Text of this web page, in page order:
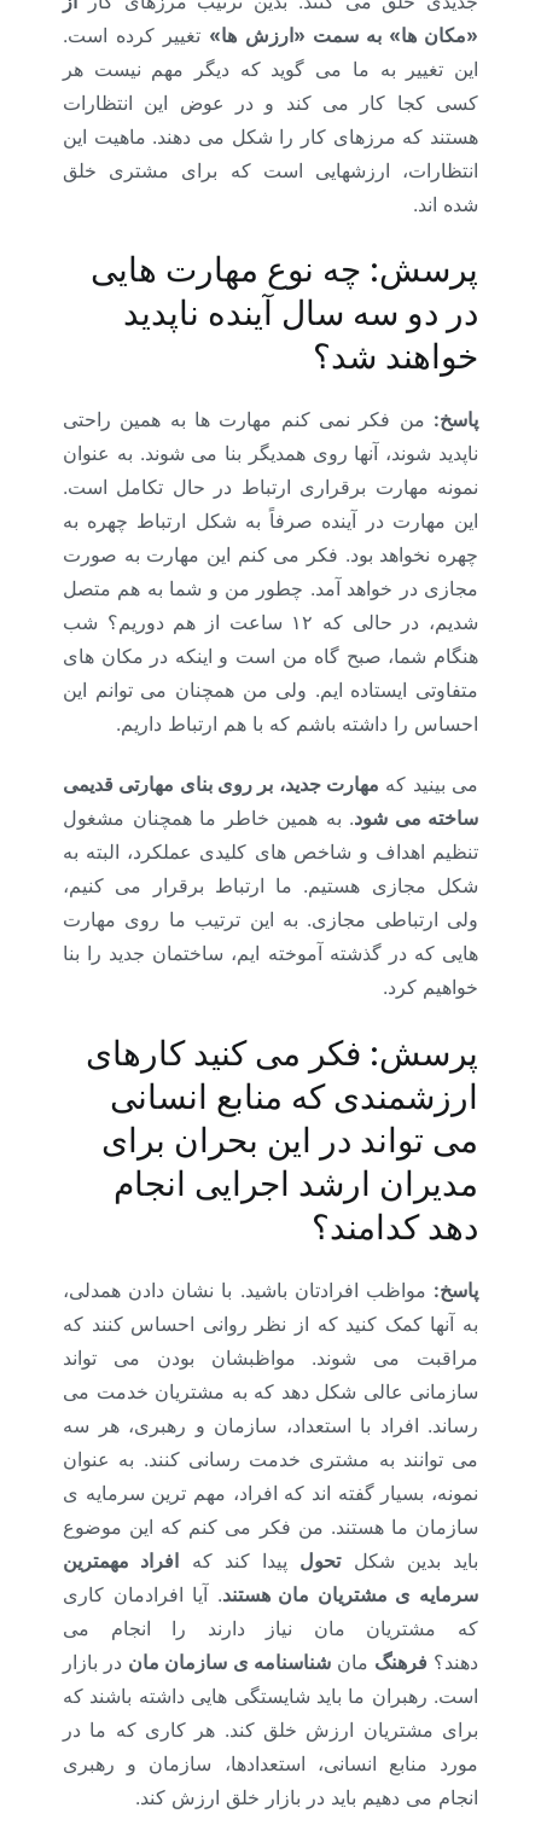
«مکان ها» به سمت «ارزش ها» تغییر کرده است.
این تغییر به ما می گوید که دیگر مهم نیست هر
کسی کجا کار می کند و در عوض این انتظارات
هستند که مرزهای کار را شکل می دهند. ماهیت این
انتظارات، ارزشهایی است که برای مشتری خلق
شده اند.
پرسش: چه نوع مهارت هایی
در دو سه سال آینده ناپدید
خواهند شد؟
پاسخ: من فکر نمی کنم مهارت ها به همین راحتی
ناپدید شوند، آنها روی همدیگر بنا می شوند. به عنوان
نمونه مهارت برقراری ارتباط در حال تکامل است.
این مهارت در آینده صرفاً به شکل ارتباط چهره به
چهره نخواهد بود. فکر می کنم این مهارت به صورت
مجازی در خواهد آمد. چطور من و شما به هم متصل
شدیم، در حالی که ۱۲ ساعت از هم دوریم؟ شب
هنگام شما، صبح گاه من است و اینکه در مکان های
متفاوتی ایستاده ایم. ولی من همچنان می توانم این
احساس را داشته باشم که با هم ارتباط داریم.
می بینید که مهارت جدید، بر روی بنای مهارتی قدیمی
ساخته می شود. به همین خاطر ما همچنان مشغول
تنظیم اهداف و شاخص های کلیدی عملکرد، البته به
شکل مجازی هستیم. ما ارتباط برقرار می کنیم،
ولی ارتباطی مجازی. به این ترتیب ما روی مهارت
هایی که در گذشته آموخته ایم، ساختمان جدید را بنا
خواهیم کرد.
پرسش: فکر می کنید کارهای
ارزشمندی که منابع انسانی
می تواند در این بحران برای
مدیران ارشد اجرایی انجام
دهد کدامند؟
پاسخ: مواظب افرادتان باشید. با نشان دادن همدلی،
به آنها کمک کنید که از نظر روانی احساس کنند که
مراقبت می شوند. مواظبشان بودن می تواند
سازمانی عالی شکل دهد که به مشتریان خدمت می
رساند. افراد با استعداد، سازمان و رهبری، هر سه
می توانند به مشتری خدمت رسانی کنند. به عنوان
نمونه، بسیار گفته اند که افراد، مهم ترین سرمایه ی
سازمان ما هستند. من فکر می کنم که این موضوع
باید بدین شکلتحول پیدا کند که افراد مهمترین
سرمایه ی مشتریان مان هستند. آیا افرادمان کاری
که مشتریان مان نیاز دارند را انجام می
دهند؟ فرهنگ مانشناسنامه ی سازمان مان در بازار
است. رهبران ما باید شایستگی هایی داشته باشند که
برای مشتریان ارزش خلق کند. هر کاری که ما در
مورد منابع انسانی، استعدادها، سازمان و رهبری
انجام می دهیم باید در بازار خلق ارزش کند.